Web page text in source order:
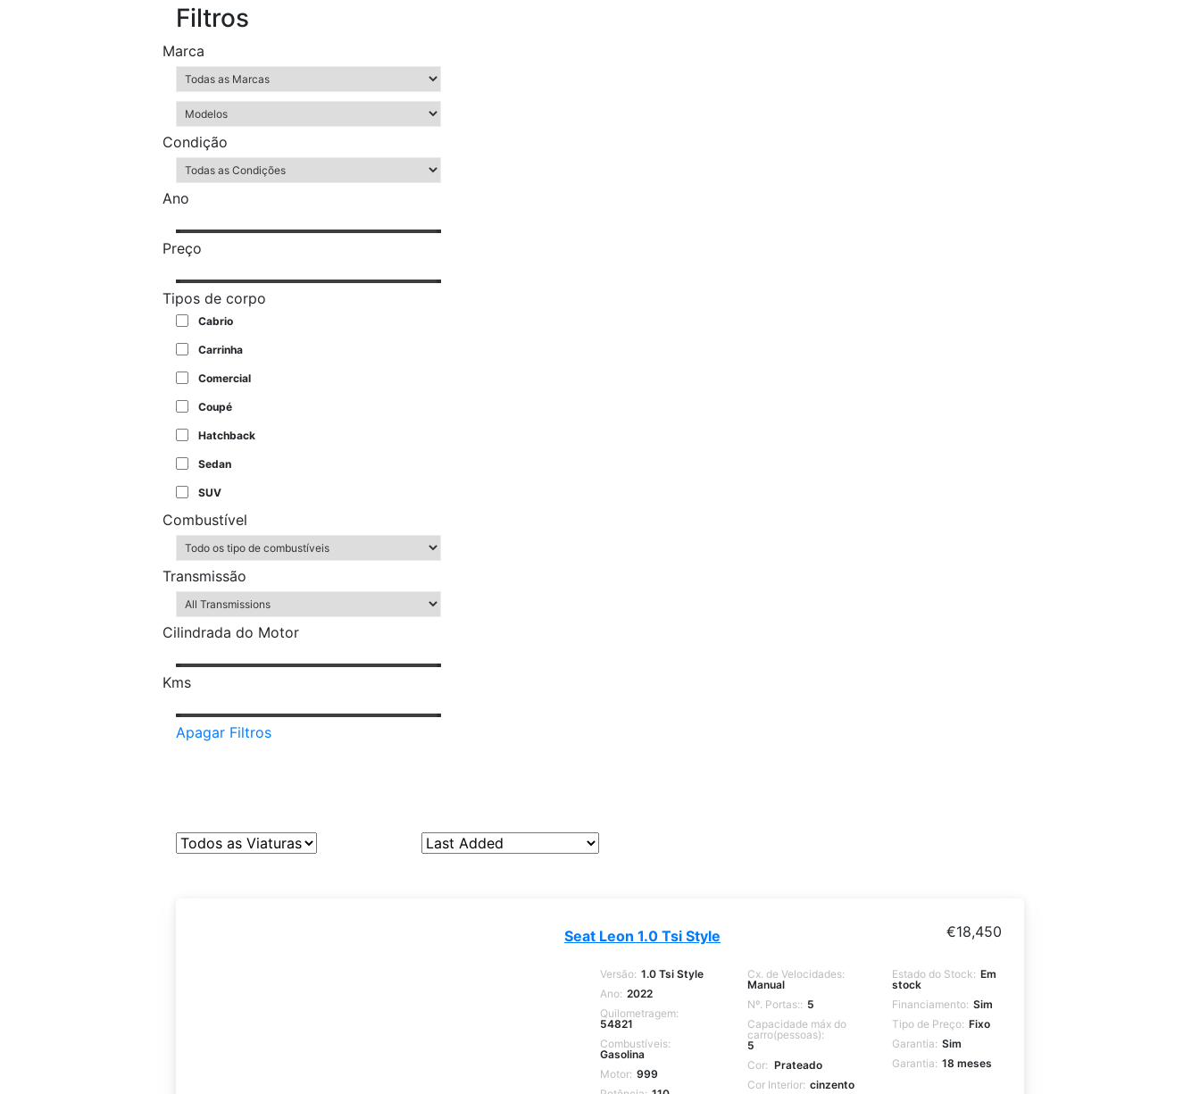
Seat Leon 1.0 Tsi Style €18,450
Versão: 1.0 Tsi Style
Ano: 2022
Quilometragem:
54821
Combustíveis:
Gasolina
Motor: 999
Cx. de Velocidades:
Manual
Nº. Portas:: 5
Capacidade máx do
carro(pessoas):
5
Cor: Prateado
Cor Interior: cinzento
Estado do Stock: Em
stock
Financiamento: Sim
Tipo de Preço: Fixo
Garantia: Sim
Garantia: 18 meses
Filtros
Marca
Condição
Ano
Preço
Tipos de corpo
Cabrio
Carrinha
Comercial
Coupé
Hatchback
Sedan
SUV
Combustível
Transmissão
Cilindrada do Motor
Kms
Apagar Filtros